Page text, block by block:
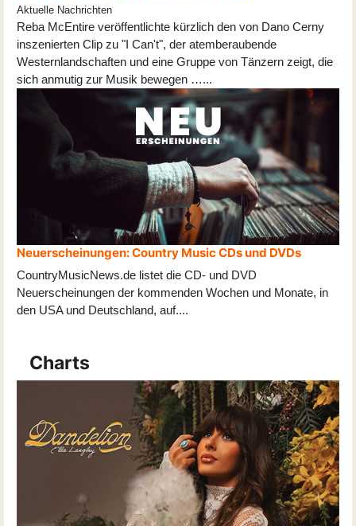
Aktuelle Nachrichten
Reba McEntire veröffentlichte kürzlich den von Dano Cerny
inszenierten Clip zu "I Can't", der atemberaubende
Westernlandschaften und eine Gruppe von Tänzern zeigt, die
sich anmutig zur Musik bewegen …...
Neuerscheinungen: Country Music CDs und DVDs
CountryMusicNews.de listet die CD- und DVD
Neuerscheinungen der kommenden Wochen und Monate, in
den USA und Deutschland, auf....
Charts